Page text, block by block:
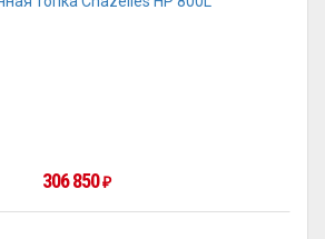
306 850₽